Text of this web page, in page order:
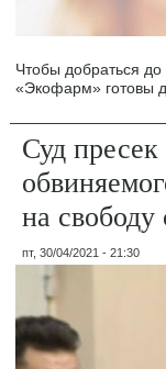
Чтобы добраться
«Экофарм» готовы
Суд пресек
на свободу
пт, 30/04/2021 - 21:30